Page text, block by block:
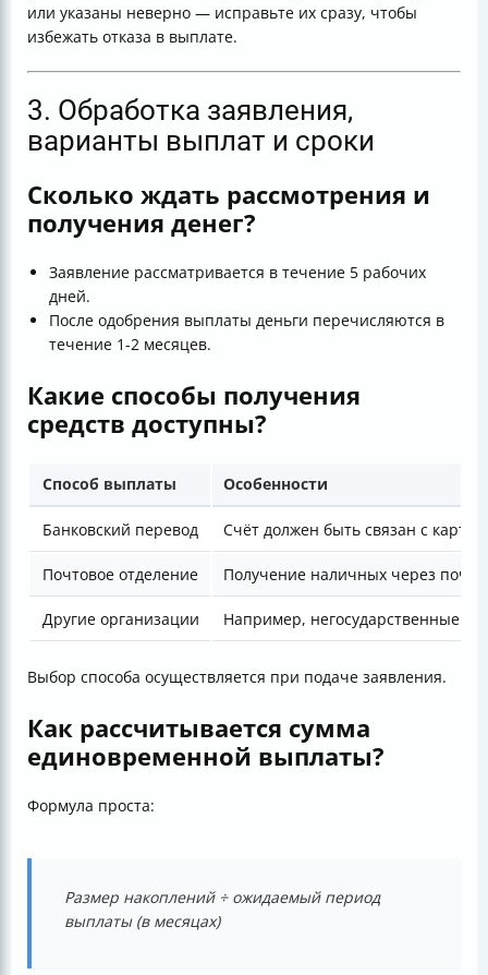
или указаны неверно — исправьте их сразу, чтобы
избежать отказа в выплате.
3. Обработка заявления,
варианты выплат и сроки
Сколько ждать рассмотрения и
получения денег?
Заявление рассматривается в течение 5 рабочих
дней.
После одобрения выплаты деньги перечисляются в
течение 1-2 месяцев.
Какие способы получения
средств доступны?
Способ выплаты Особенности
Банковский перевод Счёт должен быть связан с
Почтовое отделение Получение наличных через почту
Другие организации Например, негосударственные
Выбор способа осуществляется при подаче заявления.
Как рассчитывается сумма
единовременной выплаты?
Формула проста:
Размер накоплений ÷ ожидаемый период
выплаты (в месяцах)